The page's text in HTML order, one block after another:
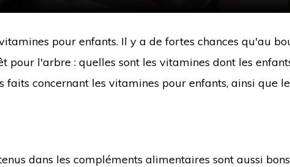
pour enfants. Il y a de fortes chances qu'au
pour l'arbre : quelles sont les vitamines dont les
faits concernant les vitamines pour enfants, ainsi que
dans les compléments alimentaires sont aussi